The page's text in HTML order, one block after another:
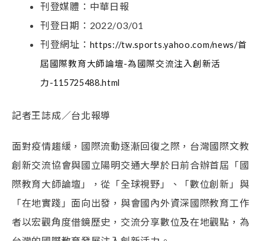
刊登媒體：中華日報
刊登日期：2022/03/01
刊登網址： https://tw.sports.yahoo.com/news/首
屆國際教育大師論壇-為國際交流注入創新活
力-115725488.html
記者王誌成／台北報導
面對疫情趨緩，國際流動逐漸回復之際，台灣國際文教
創新交流協會與國立陽明交通大學於日前合辦首屆「國
際教育大師論壇」，從「全球視野」、「數位創新」與
「在地實踐」面向出發，與會國內外資深國際教育工作
者以宏觀角度借鏡歷史，交流分享數位及在地觀點，為